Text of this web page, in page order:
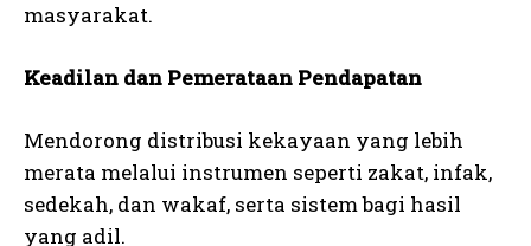
masyarakat.
Keadilan dan Pemerataan Pendapatan
Mendorong distribusi kekayaan yang lebih
merata melalui instrumen seperti zakat, infak,
sedekah, dan wakaf, serta sistem bagi hasil
yang adil.